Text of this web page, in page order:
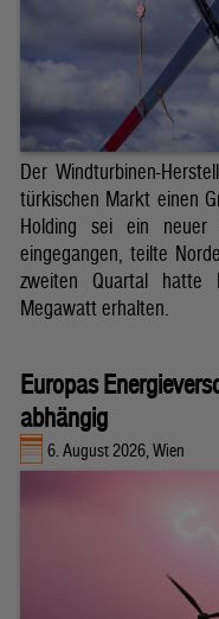
Der Windturbinen-
türkischen Markt einen
Holding sei ein
eingegangen, teilte
zweiten Quartal hatte
Megawatt erhalten.
Europas
abhängig
6. August 2026, Wien